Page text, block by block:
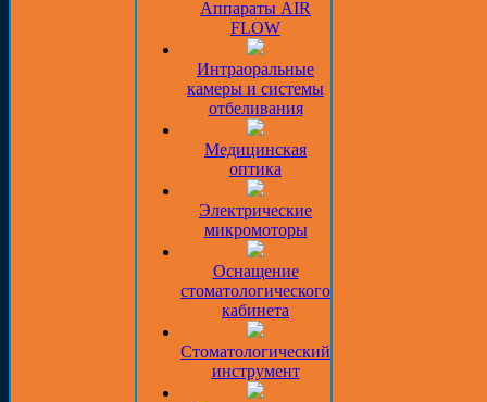
Аппараты AIR
FLOW
Интраоральные
камеры и системы
отбеливания
Медицинская
оптика
Электрические
микромоторы
Оснащение
стоматологического
кабинета
Стоматологический
инструмент